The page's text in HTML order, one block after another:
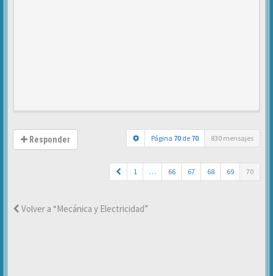
Responder Página 70 de 70 830 mensajes
1 … 66 67 68 69 70
Volver a “Mecánica y Electricidad”